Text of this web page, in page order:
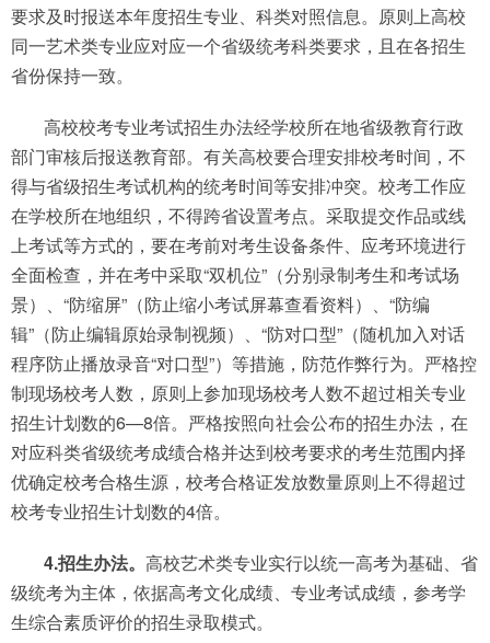
要求及时报送本年度招生专业、科类对照信息。原则上高校
同一艺术类专业应对应一个省级统考科类要求，且在各招生
省份保持一致。
高校校考专业考试招生办法经学校所在地省级教育行政
部门审核后报送教育部。有关高校要合理安排校考时间，不
得与省级招生考试机构的统考时间等安排冲突。校考工作应
在学校所在地组织，不得跨省设置考点。采取提交作品或线
上考试等方式的，要在考前对考生设备条件、应考环境进行
全面检查，并在考中采取“双机位”（分别录制考生和考试场
景）、“防缩屏”（防止缩小考试屏幕查看资料）、“防编
辑”（防止编辑原始录制视频）、“防对口型”（随机加入对话
程序防止播放录音“对口型”）等措施，防范作弊行为。严格控
制现场校考人数，原则上参加现场校考人数不超过相关专业
招生计划数的6—8倍。严格按照向社会公布的招生办法，在
对应科类省级统考成绩合格并达到校考要求的考生范围内择
优确定校考合格生源，校考合格证发放数量原则上不得超过
校考专业招生计划数的4倍。
4.招生办法。 高校艺术类专业实行以统一高考为基础、省
级统考为主体，依据高考文化成绩、专业考试成绩，参考学
生综合素质评价的招生录取模式。